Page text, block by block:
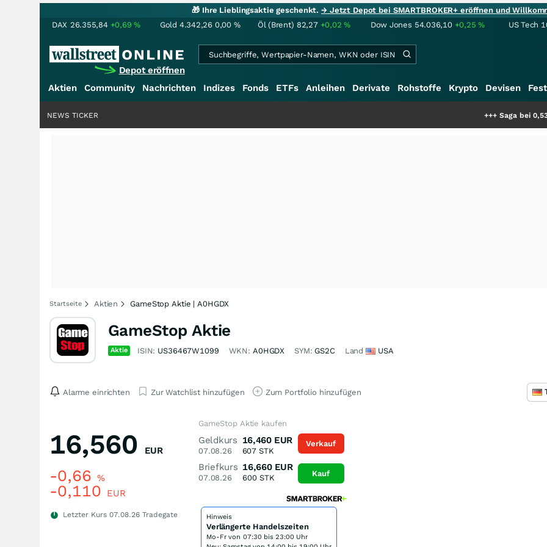
🎁 Ihre Lieblingsaktie geschenkt.→ Jetzt Depot bei SMARTBROKER+ eröffnen und
DAX 26.355,84 +0,69% Gold 4.342,26 0,00 % Öl (Brent) 82,27 +0,02% Dow Jones 54.036,10 +0,25% US Tech
Depot eröffnen
Aktien Community Nachrichten Indizes Fonds ETFs Anleihen Derivate Rohstoffe Krypto Devisen
Saga bei 0,53 CAD:
NEWS TICKER
Startseite Aktien GameStop Aktie | A0HGDX
GameStop Aktie
Aktie ISIN: US36467W1099 WKN: A0HGDX SYM: GS2C Land USA
Alarme einrichten Zur Watchlist hinzufügen Zum Portfolio hinzufügen
16,560 EUR
-0,66 %
-0,110 EUR
Letzter Kurs 07.08.26 Tradegate
GameStop Aktie kaufen
Geldkurs
07.08.26
16,460 EUR
607 STK
Briefkurs
07.08.26
16,660 EUR
600STK
Verkauf
Kauf
Hinweis
Verlängerte Handelszeiten
Mo-Fr von 07:30 bis 23:00 Uhr